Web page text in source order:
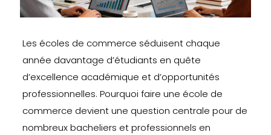
Les écoles de commerce séduisent chaque
année davantage d’étudiants en quête
d’excellence académique et d’opportunités
professionnelles. Pourquoi faire une école de
commerce devient une question centrale pour de
nombreux bacheliers et professionnels en